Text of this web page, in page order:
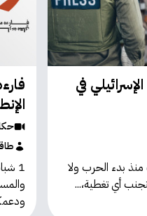
في
منذ بدء الحرب ولا
يتجنب أي تغطية،...